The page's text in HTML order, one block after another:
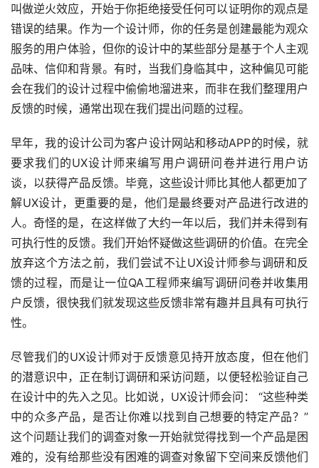
叫做逆火效应，开始于你拒绝接受任何可以证明你的观点是
错误的结果。作为一个设计师，你的任务是创建最能为观众
服务的用户体验，但你的设计中的某些部分是基于个人主观
品味、信仰和背景。有时，当我们身临其中，这种偏见可能
会在我们的设计过程中偷偷地溜进来，而非在我们整理用户
反馈的时候，通常出现在我们提出问题的过程。
早年，我的设计公司为客户设计网站和移动APP的时候，就
要求我们的UX设计师来编写用户调研问卷并进行用户访
谈，以获得产品反馈。毕竟，这些设计师比其他人都更加了
解UX设计，更重要的是，他们是最终要对产品进行改进的
人。奇怪的是，在这样做了大约一年以后，我们并未得到有
可执行性的反馈。我们开始怀疑做这些调研的价值。在完全
放弃这个方法之前，我们尝试不让UX设计师参与调研和反
馈的过程，而是让一位QA工程师来编写调研问卷并收集用
户反馈，很快我们就发现这些反馈非常有趣并且具有可执行
性。
尽管我们的UX设计师对于反馈意见持开放态度，但在他们
的潜意识中，正在制订调研和采访问题，以便轻松验证自己
在设计中的先入之见。比如说，UX设计师会问： “这些种类
中的众多产品，是否让你难以找到自己想要的特定产品？”
这个问题让我们的调查对象一开始就觉得找到一个产品是困
难的，没有给那些没有困难的调查对象留下空间来反馈他们